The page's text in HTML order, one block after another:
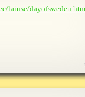
laiuse/